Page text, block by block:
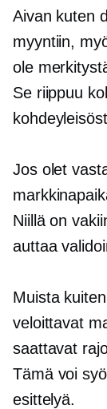
Aivan kuten
myyntiin,
ole
Se riippuu
Jos olet
Niillä on
auttaa
Muista
veloittavat
saattavat
Tämä voi
esittelyä.